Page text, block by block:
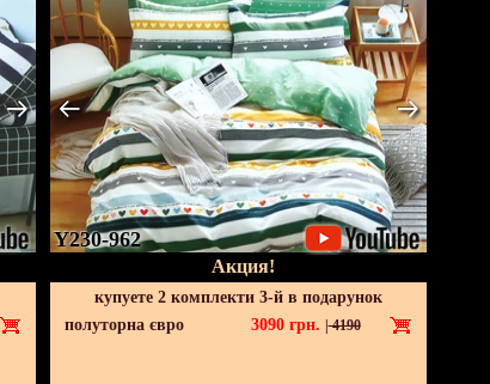
Y230-962
Акция!
купуете 2 комплекти 3-й в подарунок
полуторна євро
3090 грн. |4190